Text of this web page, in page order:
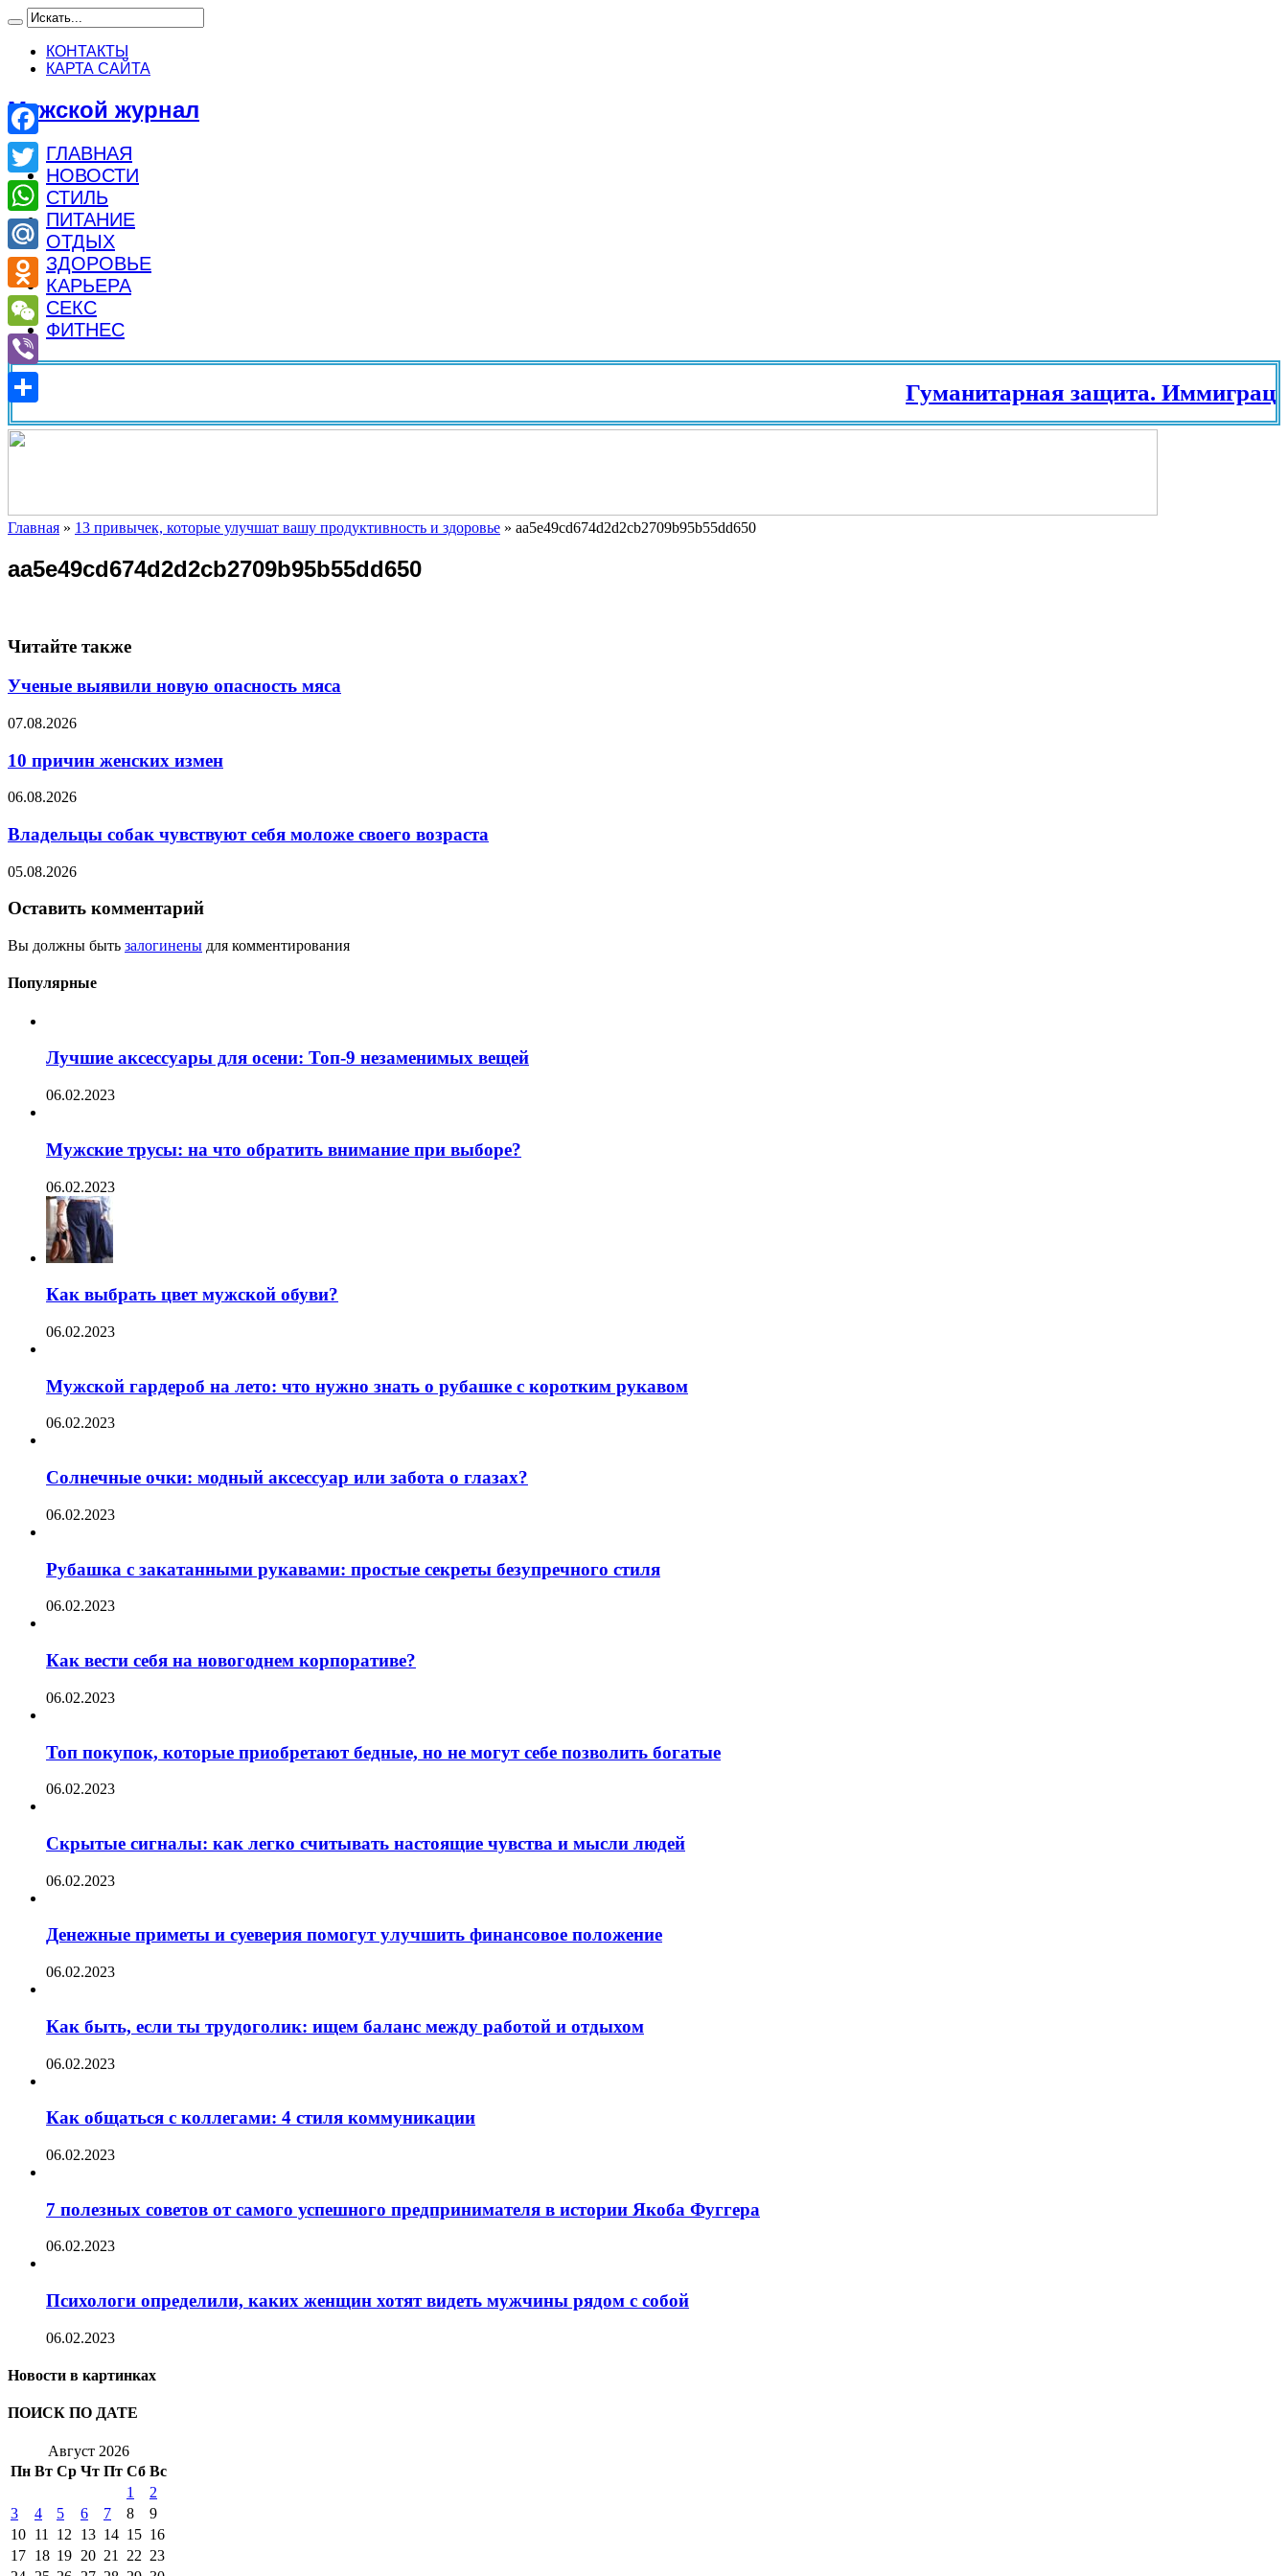
КОНТАКТЫ
КАРТА САЙТА
Мужской журнал
ГЛАВНАЯ
НОВОСТИ
СТИЛЬ
ПИТАНИЕ
ОТДЫХ
ЗДОРОВЬЕ
КАРЬЕРА
СЕКС
ФИТНЕС
Гуманитарная защита.
Главная » 13 привычек, которые улучшат вашу продуктивность и здоровье » aa5e49cd674d2d2cb2709b95b55dd650
aa5e49cd674d2d2cb2709b95b55dd650
Читайте также
Ученые выявили новую опасность мяса
07.08.2026
10 причин женских измен
06.08.2026
Владельцы собак чувствуют себя моложе своего возраста
05.08.2026
Оставить комментарий
Вы должны быть залогинены для комментирования
Популярные
Лучшие аксессуары для осени: Топ-9 незаменимых вещей
06.02.2023
Мужские трусы: на что обратить внимание при выборе?
06.02.2023
Как выбрать цвет мужской обуви?
06.02.2023
Мужской гардероб на лето: что нужно знать о рубашке с коротким рукавом
06.02.2023
Солнечные очки: модный аксессуар или забота о глазах?
06.02.2023
Рубашка с закатанными рукавами: простые секреты безупречного стиля
06.02.2023
Как вести себя на новогоднем корпоративе?
06.02.2023
Топ покупок, которые приобретают бедные, но не могут себе позволить богатые
06.02.2023
Скрытые сигналы: как легко считывать настоящие чувства и мысли людей
06.02.2023
Денежные приметы и суеверия помогут улучшить финансовое положение
06.02.2023
Как быть, если ты трудоголик: ищем баланс между работой и отдыхом
06.02.2023
Как общаться с коллегами: 4 стиля коммуникации
06.02.2023
7 полезных советов от самого успешного предпринимателя в истории Якоба Фуггера
06.02.2023
Психологи определили, каких женщин хотят видеть мужчины рядом с собой
06.02.2023
Новости в картинках
ПОИСК ПО ДАТЕ
Август 2026
Пн Вт Ср Чт Пт Сб Вс
1
2
3
4 5 6 7 8
9
10 11 12 13 14 15 16
17 18 19 20 21 22 23
Facebook
Twitter
WhatsApp
Mail.Ru
Odnoklassniki
WeChat
Viber
Отправить